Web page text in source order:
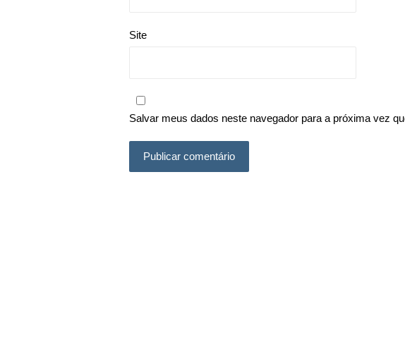
Site
Salvar meus dados neste navegador para a próxima vez